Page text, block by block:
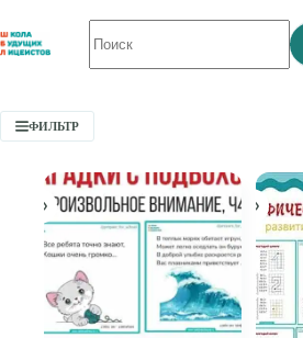
к
сути
не
найдено
ФИЛЬТР